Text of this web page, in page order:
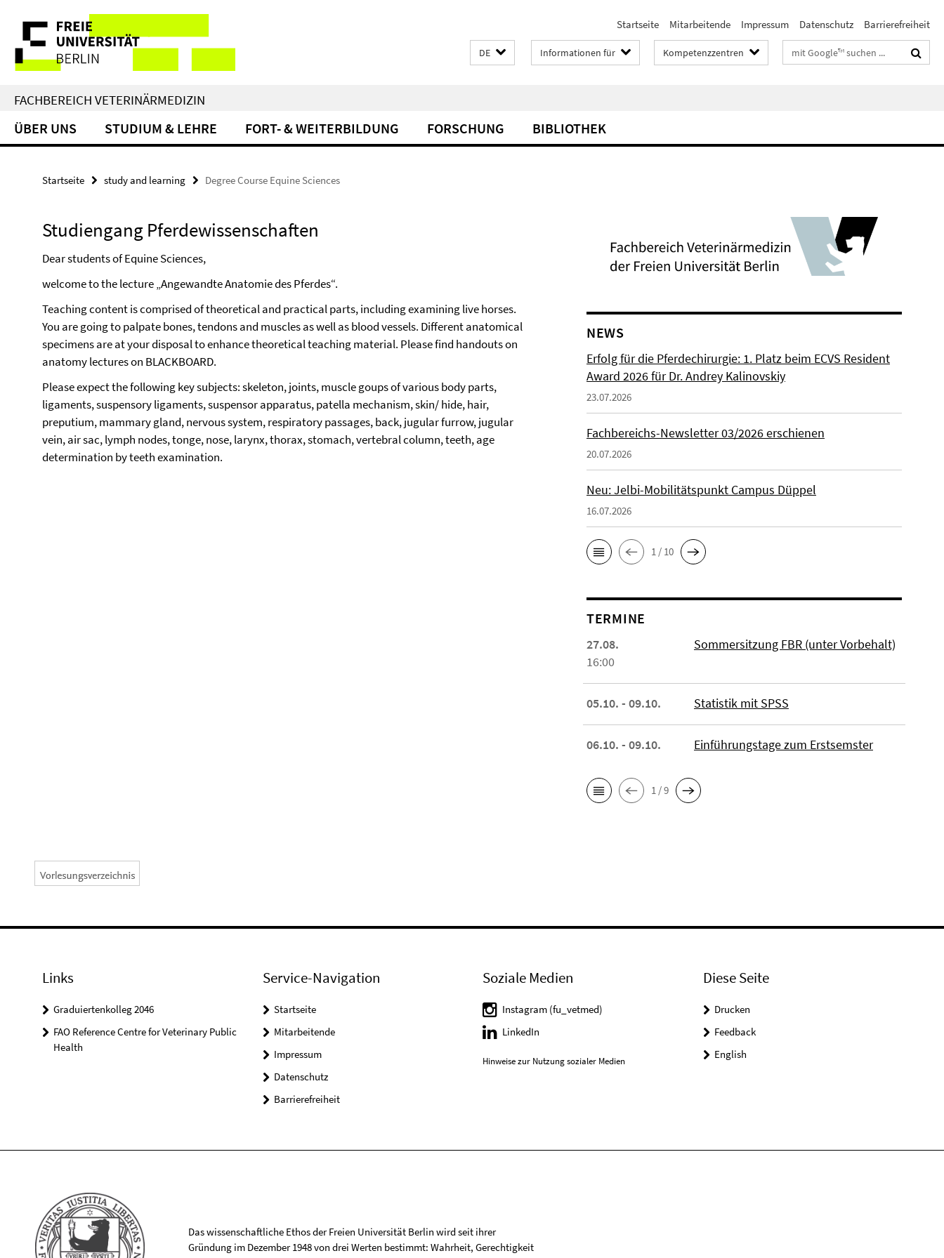
direkt
Inhalt
Service-
Navigation
Startseite Mitarbeitende Impressum Datenschutz Barrierefreiheit
DE Informationen für Kompetenzzentren Suchbegriffe
FACHBEREICH VETERINÄRMEDIZIN
ÜBER UNS STUDIUM & LEHRE FORT- & WEITERBILDUNG FORSCHUNG BIBLIOTHEK
Startseite study and learning Degree Course Equine Sciences
Studiengang Pferdewissenschaften
Dear students of Equine Sciences,
welcome to the lecture „Angewandte Anatomie des Pferdes“.
Teaching content is comprised of theoretical and practical parts, including examining live horses.
You are going to palpate bones, tendons and muscles as well as blood vessels. Different anatomical
specimens are at your disposal to enhance theoretical teaching material. Please find handouts on
anatomy lectures on BLACKBOARD.
Please expect the following key subjects: skeleton, joints, muscle goups of various body parts,
ligaments, suspensory ligaments, suspensor apparatus, patella mechanism, skin/ hide, hair,
preputium, mammary gland, nervous system, respiratory passages, back, jugular furrow, jugular
vein, air sac, lymph nodes, tonge, nose, larynx, thorax, stomach, vertebral column, teeth, age
determination by teeth examination.
NEWS
Erfolg für die Pferdechirurgie: 1. Platz beim ECVS Resident
Award 2026 für Dr. Andrey Kalinovskiy
23.07.2026
Fachbereichs-Newsletter 03/2026 erschienen
20.07.2026
Neu: Jelbi-Mobilitätspunkt Campus Düppel
16.07.2026
1 / 10
TERMINE
27.08.
16:00
Sommersitzung FBR (unter Vorbehalt)
05.10. - 09.10. Statistik mit SPSS
06.10. - 09.10. Einführungstage zum Erstsemster
1 / 9
Links
Graduiertenkolleg 2046
FAO Reference Centre for Veterinary Public
Health
Service-Navigation
Startseite
Mitarbeitende
Impressum
Datenschutz
Barrierefreiheit
Soziale Medien
Instagram (fu_vetmed)
LinkedIn
Hinweise zur Nutzung sozialer Medien
Diese Seite
Drucken
Feedback
English
Das wissenschaftliche Ethos der Freien Universität Berlin wird seit ihrer
Gründung im Dezember 1948 von drei Werten bestimmt: Wahrheit, Gerechtigkeit